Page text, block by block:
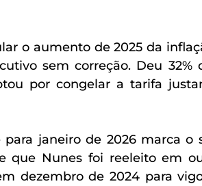
o aumento de 2025 da
sem correção. Deu 32%
por congelar a tarifa
janeiro de 2026 marca o
que Nunes foi reeleito em
dezembro de 2024 para